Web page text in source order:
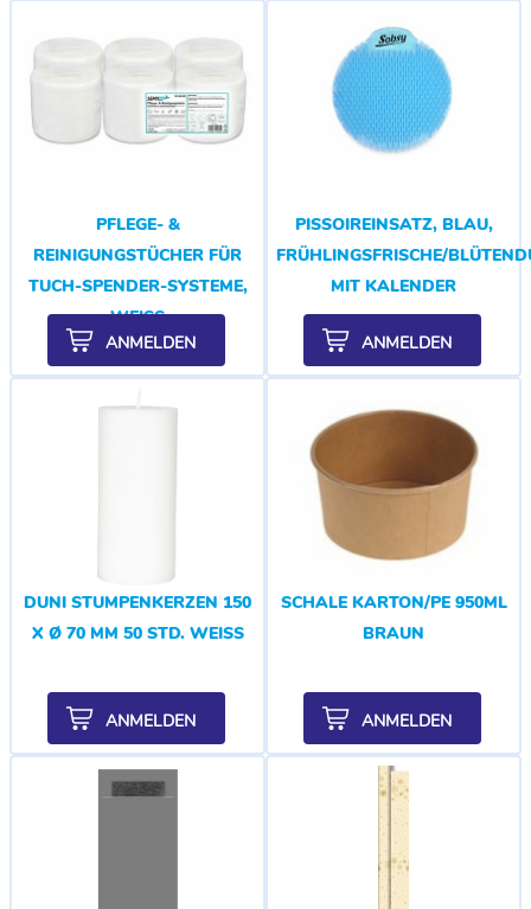
PFLEGE- &
REINIGUNGSTÜCHER FÜR
TUCH-SPENDER-SYSTEME,
WEISS
ANMELDEN
PISSOIREINSATZ, BLAU,
FRÜHLINGSFRISCHE/
MIT KALENDER
ANMELDEN
DUNI STUMPENKERZEN 150
X Ø 70 MM 50 STD. WEISS
ANMELDEN
SCHALE KARTON/PE 950ML
BRAUN
ANMELDEN